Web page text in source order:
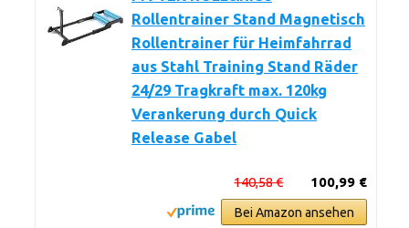
Rollentrainer Stand Magnetisch
Rollentrainer für Heimfahrrad
aus Stahl Training Stand Räder
24/29 Tragkraft max. 120kg
Verankerung durch Quick
Release Gabel
100,99 €
140,58 €
Bei Amazon ansehen